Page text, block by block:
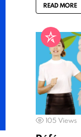
READ MORE
105 Views